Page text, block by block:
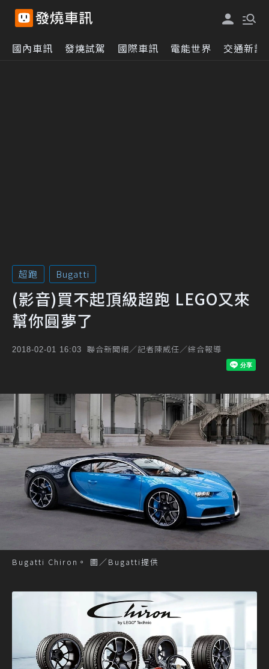
國內車訊 發燒試駕 國際車訊 電能世界 交通新訊
超跑 Bugatti
(影音)買不起頂級超跑 LEGO又來
幫你圓夢了
2018-02-01 16:03 聯合新聞網／記者陳威任／綜合報導
Bugatti Chiron。 圖／Bugatti提供